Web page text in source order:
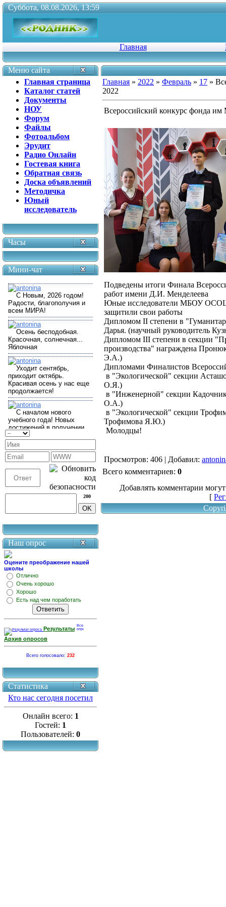
Суббота, 08.08.2026, 13:59
Главная
Меню сайта
Главная страница
Каталог статей
Документы
НОУ
Форум
Файлы
Фотоальбом
Эрудит
Радио Онлайн
Гостевая книга
Обратная связь
Доска объявлений
Методичка
Юный
исследователь
Часы
Мини-чат
200
Наш опрос
Оцените преображение нашей
школы
Отлично
Очень хорошо
Хорошо
Есть над чем поработать
Результаты
Архив опросов
Всего голосовало: 232
Статистика
Кто нас сегодня посетил
Онлайн всего: 1
Гостей: 1
Пользователей: 0
Главная » 2022 » Февраль » 17 »
2022
Всероссийский конкурс фонда им
Подведены итоги Финала
работ имени Д.И. Менделеева
Юные исследователи МБОУ ОСОШ
защитили свои работы
Дипломом II степени в
Дарья. (научный руководитель
Дипломом III степени в секции
производства" награждена
Э.А.)
Дипломами Финалистов
в "Экологической" секции
О.Я.)
в "Инженерной" секции
О.А.)
в "Экологической" секции
Трофимова Я.Ю.)
Молодцы!
Просмотров: 406 | Добавил:
Всего комментариев: 0
Добавлять комментарии
[